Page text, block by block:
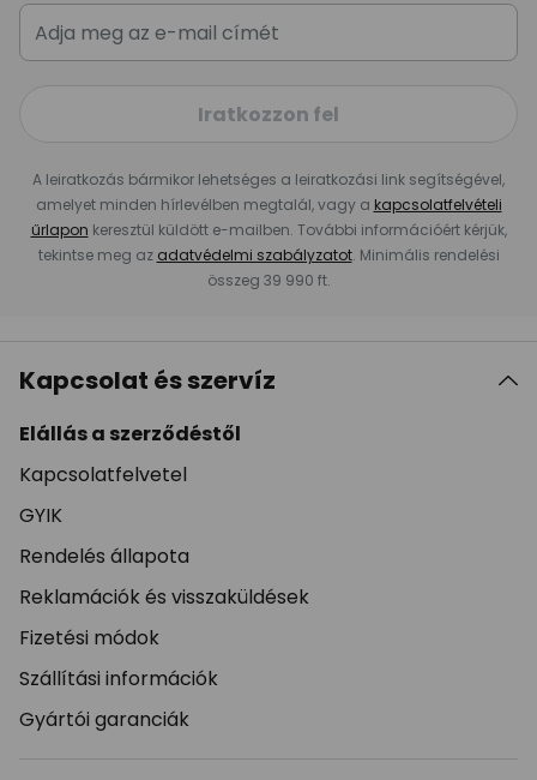
Iratkozzon fel
A leiratkozás bármikor lehetséges a leiratkozási link segítségével,
amelyet minden hírlevélben megtalál, vagy a kapcsolatfelvételi
űrlapon keresztül küldött e-mailben. További információért kérjük,
tekintse meg az adatvédelmi szabályzatot. Minimális rendelési
összeg 39 990 ft.
Kapcsolat és szervíz
Elállás a szerződéstől
Kapcsolatfelvetel
GYIK
Rendelés állapota
Reklamációk és visszaküldések
Fizetési módok
Szállítási információk
Gyártói garanciák